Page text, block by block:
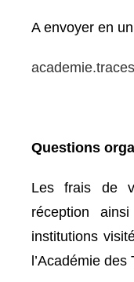
A envoyer en
Questions
Les frais de
réception
institutions
l’Académie des